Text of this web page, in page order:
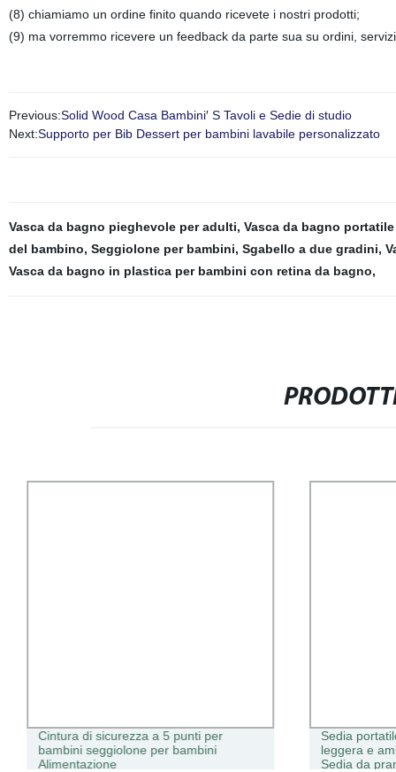
(8) chiamiamo un ordine finito quando ricevete i nostri prodotti;
(9) ma vorremmo ricevere un feedback da parte sua su ordini,
Previous:Solid Wood Casa Bambini′ S Tavoli e Sedie di studio
Next:Supporto per Bib Dessert per bambini lavabile personalizzato
Vasca da bagno pieghevole per adulti, Vasca da bagno
del bambino, Seggiolone per bambini, Sgabello a due gradini,
Vasca da bagno in plastica per bambini con retina da bagno,
Cintura di sicurezza a 5 punti per
bambini seggiolone per bambini
Alimentazione
Sedia
leggera e
Sedia da